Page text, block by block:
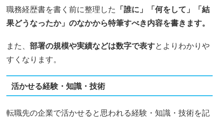
職務経歴書を書く前に整理した 「誰に」「何をして」「結
果どうなったか」のなかから特筆すべき内容を書きます。
また、部署の規模や実績などは数字で表すとよりわかりや
すくなります。
活かせる経験・知識・技術
転職先の企業で活かせると思われる経験・知識・技術を記